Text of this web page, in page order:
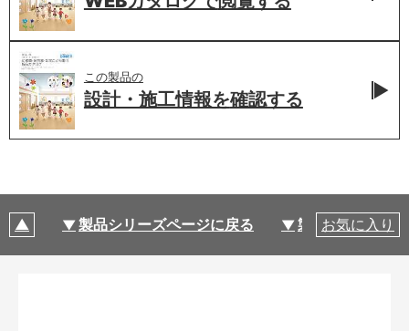
この製品の
設計・施工情報を確認する
製品シリーズページに戻る 製品仕様
お気に入り